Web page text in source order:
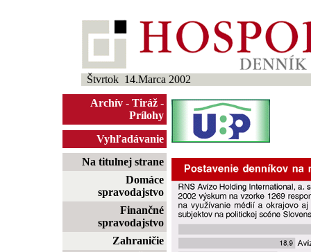
Štvrtok 14.Marca 2002
Archív - Tiráž -
Prílohy
Vyhľadávanie
Na titulnej strane
Domáce
spravodajstvo
Finančné
spravodajstvo
Zahraničie